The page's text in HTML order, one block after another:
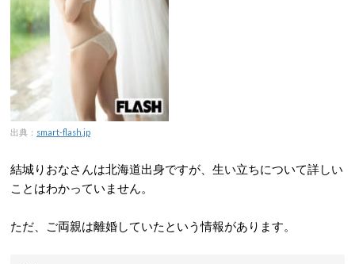
出典： smart-flash.jp
結城りおなさんは北海道出身ですが、生い立ちについて詳しい
ことはわかっていません。
ただ、ご両親は離婚していたという情報があります。